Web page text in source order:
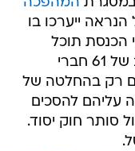
לחוקק חוקים שנפסלו בבג"ץ ברוב של 61 חברי
רק בהחלטה של
עליהם להסכים
סותר חוק יסוד.